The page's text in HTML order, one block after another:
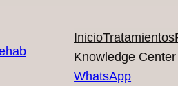
InicioTratamientos
Knowledge Center
WhatsApp